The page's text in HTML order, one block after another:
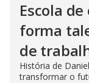
Escola
forma
de
História de
transformar o